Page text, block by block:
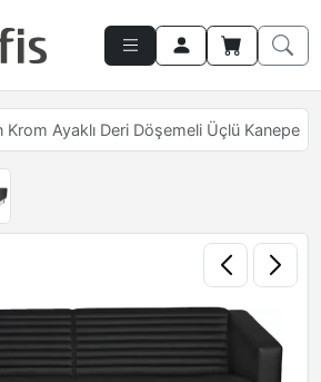
Krom Ayaklı Deri Döşemeli Üçlü Kanepe